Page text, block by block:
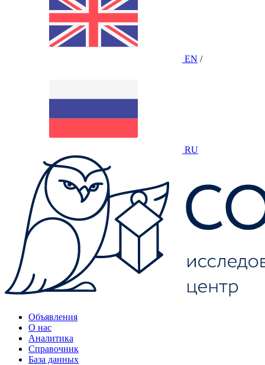
EN /
RU
Объявления
О нас
Аналитика
Справочник
База данных